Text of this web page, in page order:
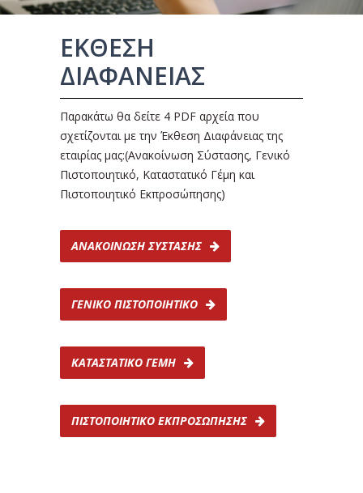
ΕΚΘΕΣΗ
ΔΙΑΦΑΝΕΙΑΣ
Παρακάτω θα δείτε 4 PDF αρχεία που
σχετίζονται με την Έκθεση Διαφάνειας της
εταιρίας μας:(Ανακοίνωση Σύστασης, Γενικό
Πιστοποιητικό, Καταστατικό Γέμη και
Πιστοποιητικό Εκπροσώπησης)
ΑΝΑΚΟΙΝΩΣΗ ΣΥΣΤΑΣΗΣ
ΓΕΝΙΚΟ ΠΙΣΤΟΠΟΙΗΤΙΚΟ
ΚΑΤΑΣΤΑΤΙΚΟ ΓΕΜΗ
ΠΙΣΤΟΠΟΙΗΤΙΚΟ ΕΚΠΡΟΣΩΠΗΣΗΣ